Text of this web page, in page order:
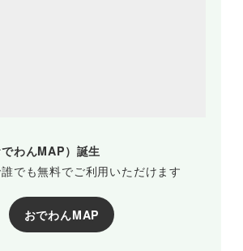
わんMAP）誕生
でも無料でご利用いただけます
おでわんMAP